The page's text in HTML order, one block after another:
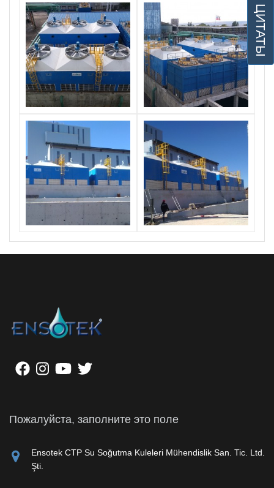
Пожалуйста, заполните это поле
Ensotek CTP Su Soğutma Kuleleri Mühendislik San. Tic. Ltd.
Şti.